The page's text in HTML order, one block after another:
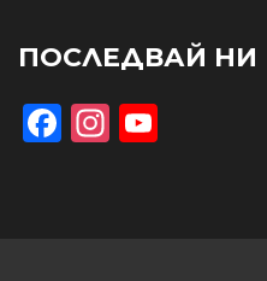
ПОСЛЕДВАЙ НИ
Facebook
Instagram